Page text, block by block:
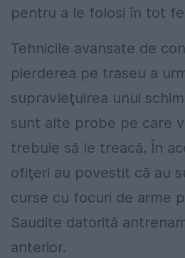
pentru a le folosi în tot
Tehnicile avansate de
pierderea pe traseu a
supravieţuirea unui
sunt alte probe pe care
trebuie să le treacă. În
ofiţeri au povestit că au
curse cu focuri de arme
Saudite datorită
anterior.